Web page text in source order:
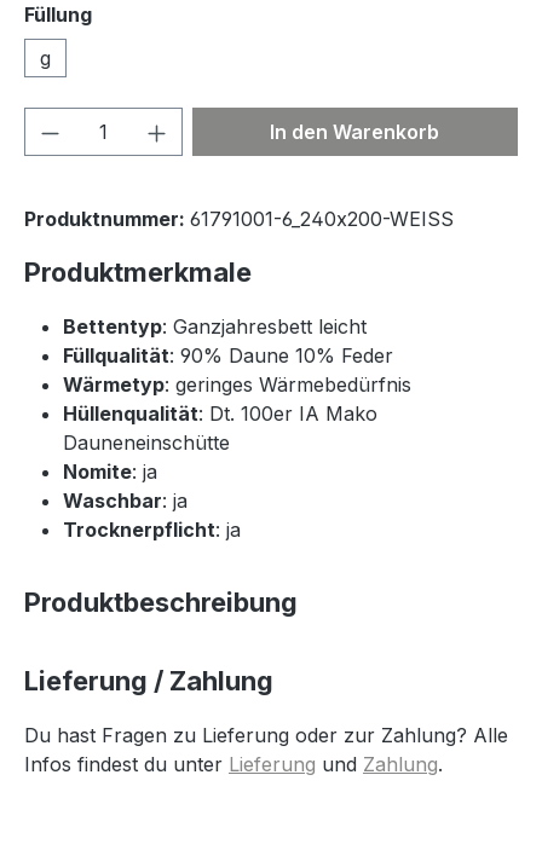
Füllung
g
Produkt Anzahl: Gib denIn den Warenkorb
Produktnummer: 61791001-6_240x200-WEISS
Produktmerkmale
Bettentyp: Ganzjahresbett leicht
Füllqualität: 90% Daune 10% Feder
Wärmetyp: geringes Wärmebedürfnis
Hüllenqualität: Dt. 100er IA Mako
Dauneneinschütte
Nomite: ja
Waschbar: ja
Trocknerpflicht: ja
Produktbeschreibung
Lieferung / Zahlung
Du hast Fragen zu Lieferung oder zur Zahlung? Alle
Infos findest du unter Lieferung und Zahlung.